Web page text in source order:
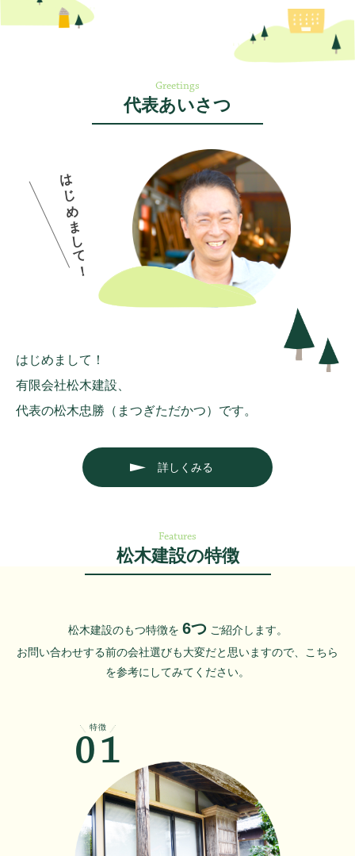
Greetings
代表あいさつ
はじめまして！
はじめまして！
有限会社松木建設、
代表の松木忠勝（まつぎただかつ）です。
詳しくみる
Features
松木建設の特徴
松木建設のもつ特徴を 6つご紹介します。
お問い合わせする前の会社選びも大変だと思いますので、こちら
を参考にしてみてください。
特徴
01